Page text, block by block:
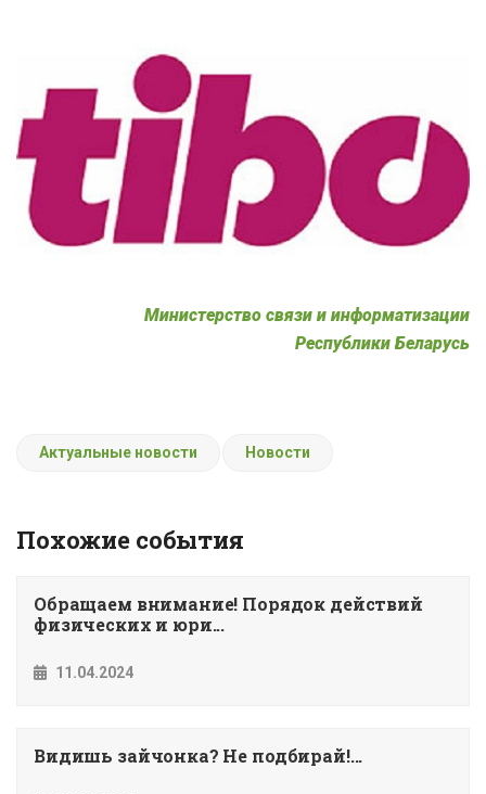
Министерство связи и информатизации
Республики Беларусь
Актуальные новости Новости
Похожие события
Обращаем внимание! Порядок действий
физических и юри...
11.04.2024
Видишь зайчонка? Не подбирай!...